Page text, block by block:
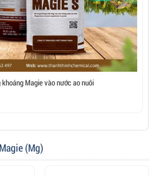
(Mg)
Magie vào nước ao nuôi